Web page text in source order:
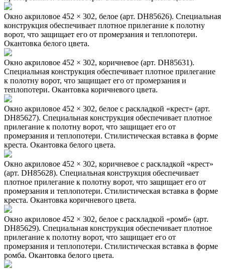
Окно акриловое 452 × 302, белое (арт. DH85626). Специальная
конструкция обеспечивает плотное прилегание к полотну
ворот, что защищает его от промерзания и теплопотери.
Окантовка белого цвета.
Окно акриловое 452 × 302, коричневое (арт. DH85631).
Специальная конструкция обеспечивает плотное прилегание
к полотну ворот, что защищает его от промерзания и
теплопотери. Окантовка коричневого цвета.
Окно акриловое 452 × 302, белое с раскладкой «крест» (арт.
DH85627). Специальная конструкция обеспечивает плотное
прилегание к полотну ворот, что защищает его от
промерзания и теплопотери. Стилистическая вставка в форме
креста. Окантовка белого цвета.
Окно акриловое 452 × 302, коричневое с раскладкой «крест»
(арт. DH85628). Специальная конструкция обеспечивает
плотное прилегание к полотну ворот, что защищает его от
промерзания и теплопотери. Стилистическая вставка в форме
креста. Окантовка коричневого цвета.
Окно акриловое 452 × 302, белое с раскладкой «ромб» (арт.
DH85629). Специальная конструкция обеспечивает плотное
прилегание к полотну ворот, что защищает его от
промерзания и теплопотери. Стилистическая вставка в форме
ромба. Окантовка белого цвета.